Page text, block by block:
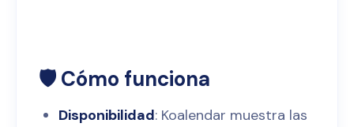
🛡️ Cómo funciona
Disponibilidad: Koalendar muestra las